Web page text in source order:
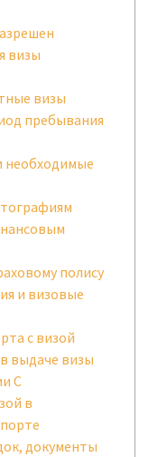
визы
визы
пребывания
необходимые
полису
и визовые
с визой
выдаче визы
С
в
документы